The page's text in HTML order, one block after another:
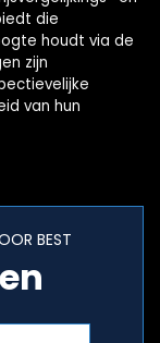
die
houdt via de
zijn
van hun
BEST